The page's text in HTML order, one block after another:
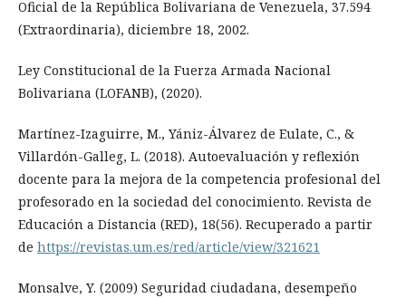
Oficial de la República Bolivariana de Venezuela, 37.594
(Extraordinaria), diciembre 18, 2002.
Ley Constitucional de la Fuerza Armada Nacional
Bolivariana (LOFANB), (2020).
Martínez-Izaguirre, M., Yániz-Álvarez de Eulate, C., &
Villardón-Galleg, L. (2018). Autoevaluación y reflexión
docente para la mejora de la competencia profesional del
profesorado en la sociedad del conocimiento. Revista de
Educación a Distancia (RED), 18(56). Recuperado a partir
de https://revistas.um.es/red/article/view/321621
Monsalve, Y. (2009) Seguridad ciudadana, desempeño